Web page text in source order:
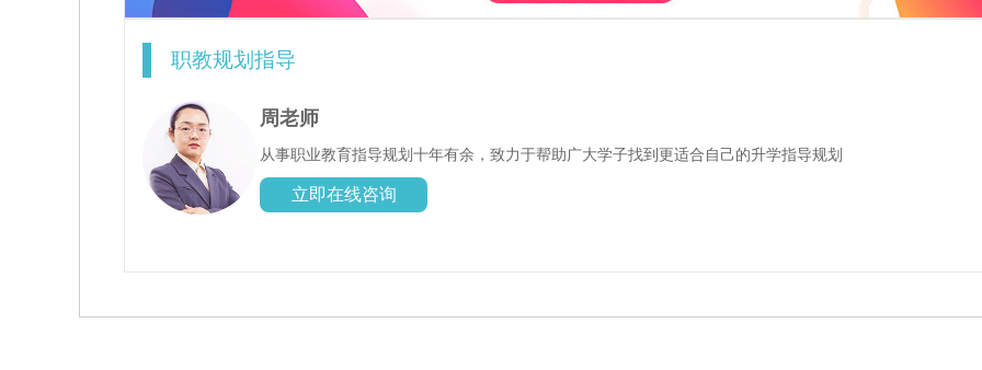
职教规划指导
周老师
从事职业教育指导规划十年有余，致力于帮助广大学子找到更适合自己的升学指导规划
立即在线咨询